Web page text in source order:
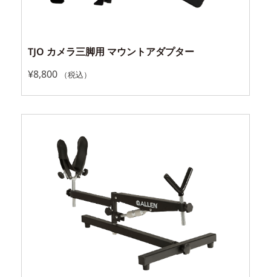
TJO カメラ三脚用 マウントアダプター
¥8,800 （税込）